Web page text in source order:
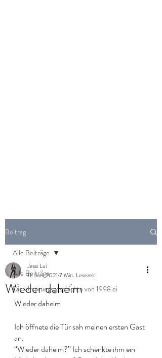
Beitrag
Alle Beiträge
Die Ursprungsgeschichte von 1998 ei
Alle Beiträge
Wieder daheim
Jessi Lui
11. Juni 2021 7 Min. Lesezeit
Wieder daheim
Ich öffnete die Tür sah meinen ersten Gast
an.
“Wieder daheim?” Ich schenkte ihm ein